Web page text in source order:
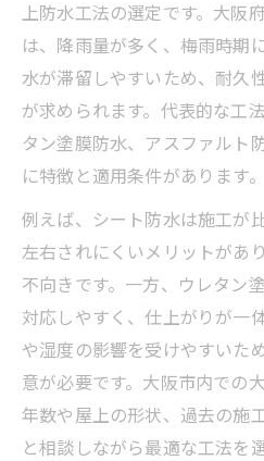
上防水工法の選定です。大阪
は、降雨量が多く、梅雨時期
水が滞留しやすいため、耐久
が求められます。代表的な工
タン塗膜防水、アスファルト
に特徴と適用条件があります。
例えば、シート防水は施工が
左右されにくいメリットがあ
不向きです。一方、ウレタン
対応しやすく、仕上がりが一
や湿度の影響を受けやすいた
意が必要です。大阪市内での
年数や屋上の形状、過去の施
と相談しながら最適な工法を